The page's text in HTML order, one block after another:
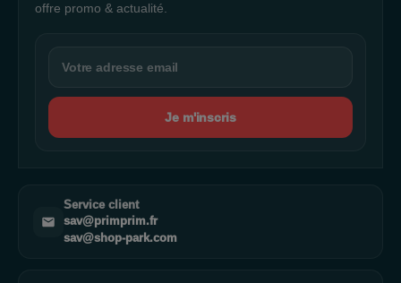
offre promo & actualité.
Je m'inscris
Service client
sav@primprim.fr
sav@shop-park.com